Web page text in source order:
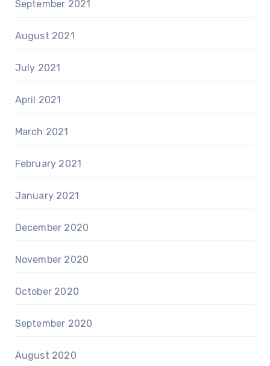
September 2021
August 2021
July 2021
April 2021
March 2021
February 2021
January 2021
December 2020
November 2020
October 2020
September 2020
August 2020